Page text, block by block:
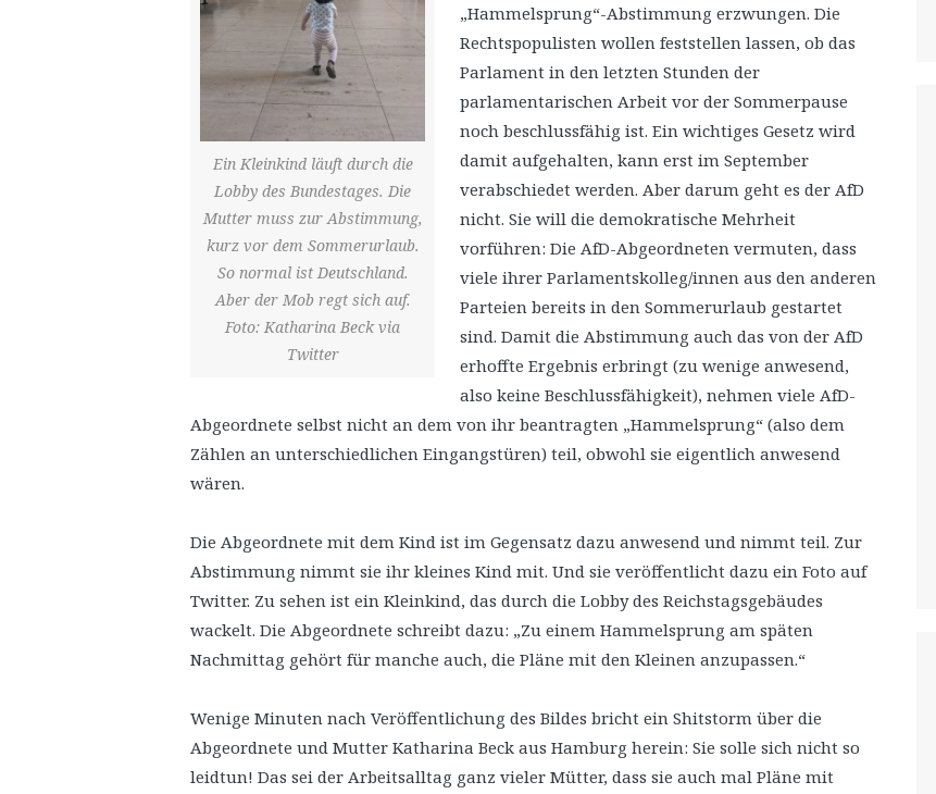
Ein Kleinkind läuft durch die
Lobby des Bundestages. Die
Mutter muss zur Abstimmung,
kurz vor dem Sommerurlaub.
So normal ist Deutschland.
Aber der Mob regt sich auf.
Foto: Katharina Beck via
Twitter
„Hammelsprung“-Abstimmung erzwungen. Die
Rechtspopulisten wollen feststellen lassen, ob das
Parlament in den letzten Stunden der
parlamentarischen Arbeit vor der Sommerpause
noch beschlussfähig ist. Ein wichtiges Gesetz wird
damit aufgehalten, kann erst im September
verabschiedet werden. Aber darum geht es der AfD
nicht. Sie will die demokratische Mehrheit
vorführen: Die AfD-Abgeordneten vermuten, dass
viele ihrer Parlamentskolleg/innen aus den anderen
Parteien bereits in den Sommerurlaub gestartet
sind. Damit die Abstimmung auch das von der AfD
erhoffte Ergebnis erbringt (zu wenige anwesend,
also keine Beschlussfähigkeit), nehmen viele AfD-
Abgeordnete selbst nicht an dem von ihr beantragten „Hammelsprung“ (also dem
Zählen an unterschiedlichen Eingangstüren) teil, obwohl sie eigentlich anwesend
wären.
Die Abgeordnete mit dem Kind ist im Gegensatz dazu anwesend und nimmt teil. Zur
Abstimmung nimmt sie ihr kleines Kind mit. Und sie veröffentlicht dazu ein Foto auf
Twitter. Zu sehen ist ein Kleinkind, das durch die Lobby des Reichstagsgebäudes
wackelt. Die Abgeordnete schreibt dazu: „Zu einem Hammelsprung am späten
Nachmittag gehört für manche auch, die Pläne mit den Kleinen anzupassen.“
Wenige Minuten nach Veröffentlichung des Bildes bricht ein Shitstorm über die
Abgeordnete und Mutter Katharina Beck aus Hamburg herein: Sie solle sich nicht so
leidtun! Das sei der Arbeitsalltag ganz vieler Mütter, dass sie auch mal Pläne mit